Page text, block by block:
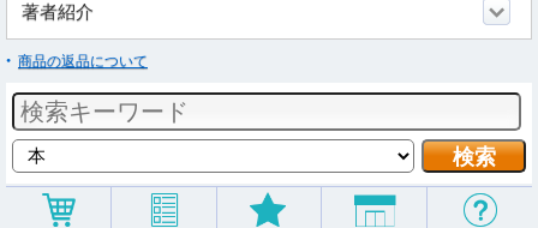
著者紹介
商品の返品について